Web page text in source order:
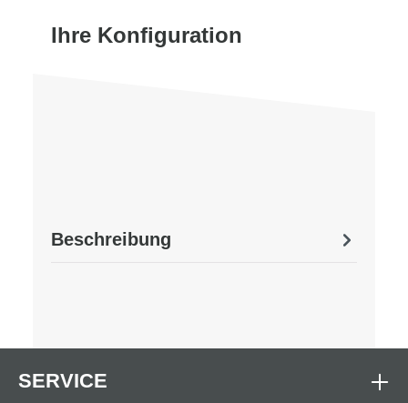
Ihre Konfiguration
Beschreibung
SERVICE